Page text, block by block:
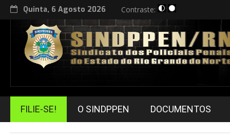
Quinta, 6 Agosto 2026 Contraste:
FILIE-SE! O SINDPPEN DOCUMENTOS